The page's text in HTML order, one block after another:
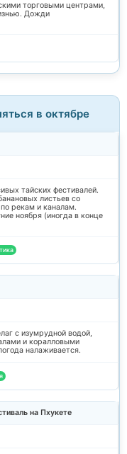
торговыми центрами,
Дожди
в октябре
тайских фестивалей.
листьев со
рекам и каналам.
ноября (иногда в конце
с изумрудной водой,
и коралловыми
налаживается.
на Пхукете